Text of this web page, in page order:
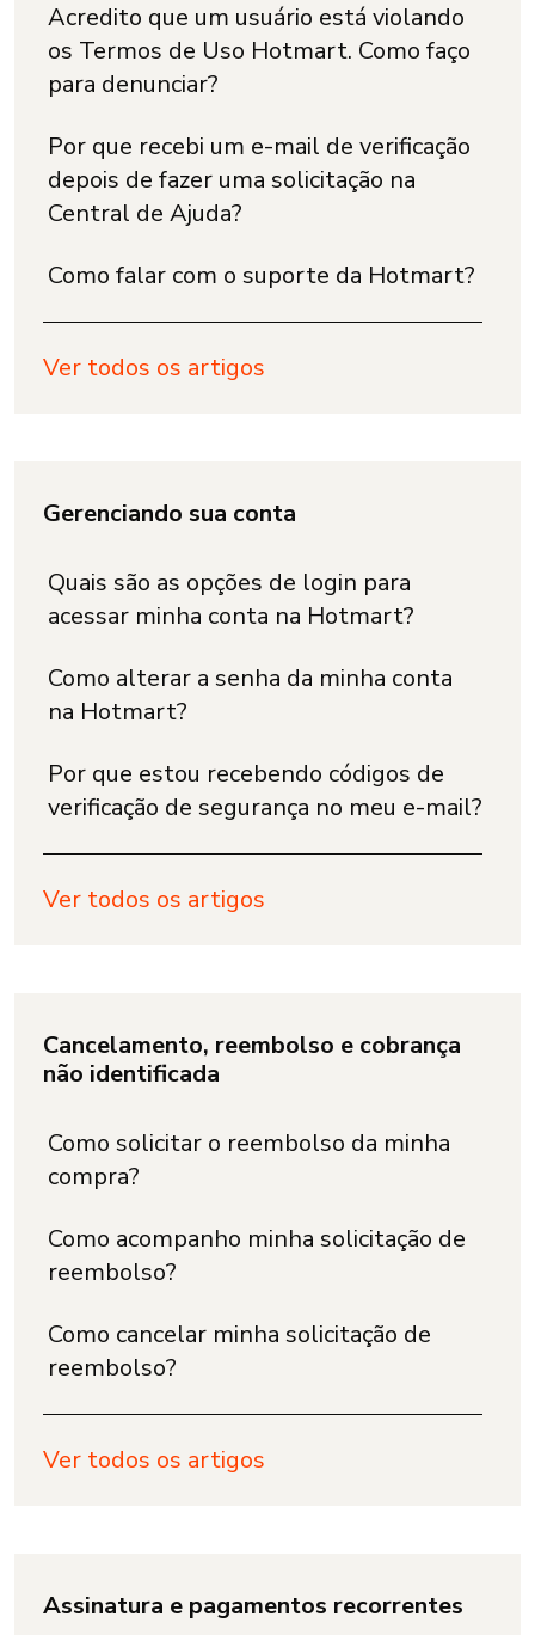
Acredito que um usuário está violando
os Termos de Uso Hotmart. Como faço
para denunciar?
Por que recebi um e-mail de verificação
depois de fazer uma solicitação na
Central de Ajuda?
Como falar com o suporte da Hotmart?
Ver todos os artigos
Gerenciando sua conta
Quais são as opções de login para
acessar minha conta na Hotmart?
Como alterar a senha da minha conta
na Hotmart?
Por que estou recebendo códigos de
verificação de segurança no meu e-mail?
Ver todos os artigos
Cancelamento, reembolso e cobrança
não identificada
Como solicitar o reembolso da minha
compra?
Como acompanho minha solicitação de
reembolso?
Como cancelar minha solicitação de
reembolso?
Ver todos os artigos
Assinatura e pagamentos recorrentes